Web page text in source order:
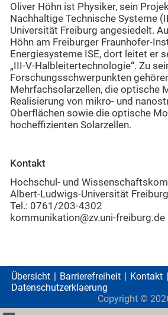
Oliver Höhn ist Physiker, sein
Nachhaltige Technische Systeme
Universität Freiburg angesiedelt.
Höhn am Freiburger Fraunhofer-
Energiesysteme ISE, dort leitet er
„III-V-Halbleitertechnologie“. Zu
Forschungsschwerpunkten
Mehrfachsolarzellen, die optische
Realisierung von mikro- und
Oberflächen sowie die optische
hocheffizienten Solarzellen.
Kontakt
Hochschul- und
Albert-Ludwigs-Universität Freiburg
Tel.: 0761/203-4302
kommunikation@zv.uni-freiburg.de
Übersicht Barrierefreiheit Kontakt
Datenschutzerklaerung
Copyright ©